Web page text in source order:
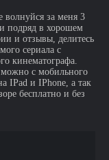
волнуйся за меня 3
подряд в хорошем
и отзывы, делитесь
сериала с
кинематографа.
можно с мобильного
IPad и IPhone, а так
бесплатно и без